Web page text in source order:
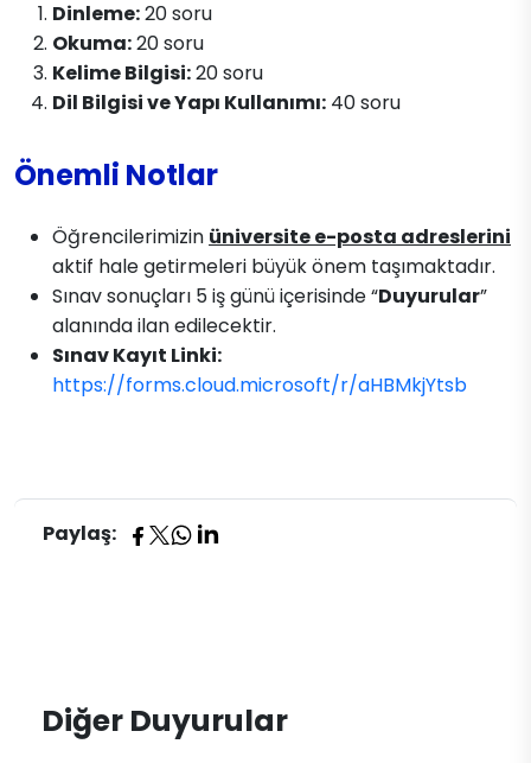
Dinleme:20 soru
Okuma:20 soru
Kelime Bilgisi:20 soru
Dil Bilgisi ve Yapı Kullanımı: 40 soru
Önemli Notlar
Öğrencilerimizin üniversite e-posta adreslerini
aktif hale getirmeleri büyük önem taşımaktadır.
Sınav sonuçları 5 iş günü içerisinde “Duyurular”
alanında ilan edilecektir.
Sınav Kayıt Linki:
https://forms.cloud.microsoft/r/aHBMkjYtsb
Paylaş:
Diğer Duyurular